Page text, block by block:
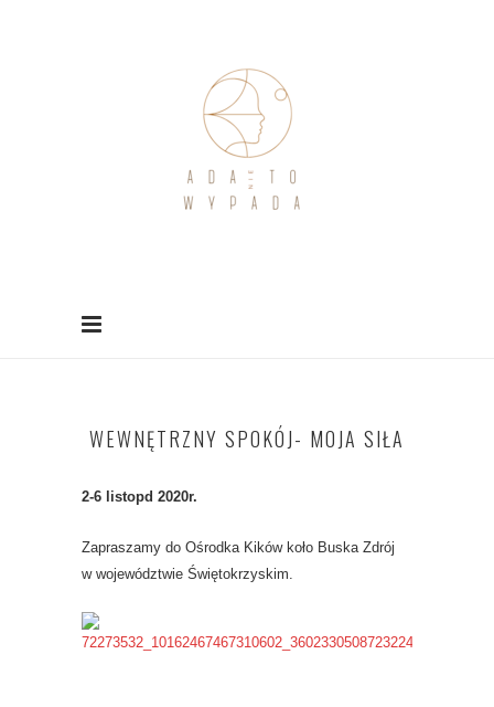
WEWNĘTRZNY SPOKÓJ- MOJA SIŁA
2-6 listopd 2020r.
Zapraszamy do Ośrodka Kików koło Buska Zdrój
w województwie Świętokrzyskim.